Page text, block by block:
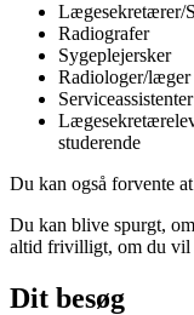
Lægesekretærer/
Radiografer
Sygeplejersker
Radiologer/læger
Serviceassistenter
studerende
Du kan også forvente
Du kan blive spurgt,
altid frivilligt, om du vil
Dit besøg